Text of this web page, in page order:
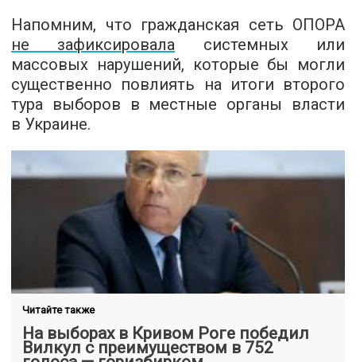
Напомним, что гражданская сеть ОПОРА
не зафиксировала системных или
массовых нарушений, которые бы могли
существенно повлиять на итоги второго
тура выборов в местные органы власти
в Украине.
Читайте также
На выборах в Кривом Роге победил
Вилкул с преимуществом в 752